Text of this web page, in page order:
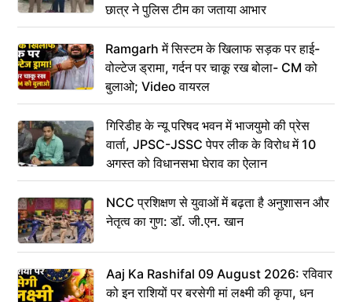
छात्र ने पुलिस टीम का जताया आभार
Ramgarh में सिस्टम के खिलाफ सड़क पर हाई-
वोल्टेज ड्रामा, गर्दन पर चाकू रख बोला- CM को
बुलाओ; Video वायरल
गिरिडीह के न्यू परिषद भवन में भाजयुमो की प्रेस
वार्ता, JPSC-JSSC पेपर लीक के विरोध में 10
अगस्त को विधानसभा घेराव का ऐलान
NCC प्रशिक्षण से युवाओं में बढ़ता है अनुशासन और
नेतृत्व का गुण: डॉ. जी.एन. खान
Aaj Ka Rashifal 09 August 2026: रविवार
को इन राशियों पर बरसेगी मां लक्ष्मी की कृपा, धन